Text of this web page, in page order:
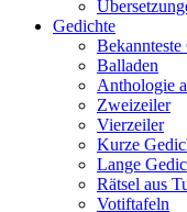
Gedichte
Bekannteste
Balladen
Anthologie
Zweizeiler
Vierzeiler
Kurze
Lange
Rätsel aus
Votiftafeln